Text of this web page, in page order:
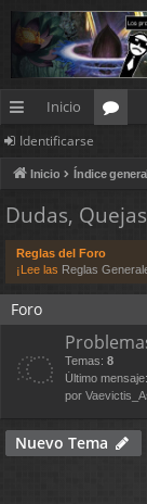
nl
ac
es
rá
d
os
Inicio
os
Identificarse
Inicio Índice general
Dudas,
Reglas del Foro
¡Lee las Reglas
Foro
Temas: 8
Último mensaje:
por
Nuevo Tema